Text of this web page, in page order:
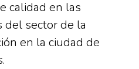
calidad en las
del sector de la
en la ciudad de